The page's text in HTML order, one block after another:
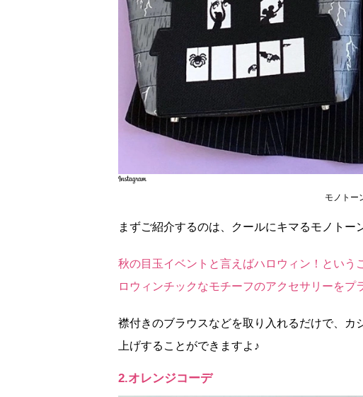
モノトー
まずご紹介するのは、クールにキマるモノトー
秋の目玉イベントと言えばハロウィン！とい
ロウィンチックなモチーフのアクセサリーを
襟付きのブラウスなどを取り入れるだけで、
上げすることができますよ♪
2.オレンジコーデ